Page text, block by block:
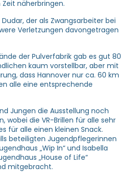
näherbringen.
der als Zwangsarbeiter bei
Verletzungen davongetragen
der Pulverfabrik gab es gut 80
kaum vorstellbar, aber mit
dass Hannover nur ca. 60 km
alle eine entsprechende
Jungen die Ausstellung noch
wobei die VR-Brillen für alle sehr
für alle einen kleinen Snack.
beteiligten Jugendpflegerinnen
„Wip In“ und Isabella
„House of Life“
mitgebracht.